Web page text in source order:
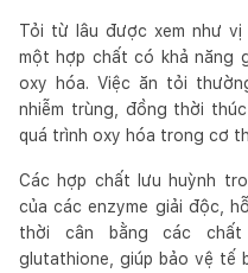
Tỏi từ lâu được xem như
một hợp chất có khả năng
oxy hóa. Việc ăn tỏi
nhiễm trùng, đồng thời
quá trình oxy hóa trong cơ
Các hợp chất lưu huỳnh
của các enzyme giải độc,
thời cân bằng các
glutathione, giúp bảo vệ tế